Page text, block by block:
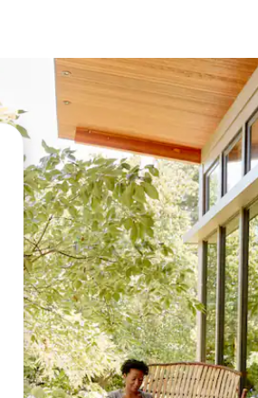
pomoću strelica nagore i nadolje, kao i